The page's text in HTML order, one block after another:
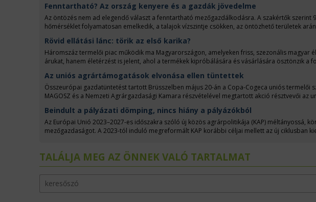
OTP Bank Agrárgazdasági Értékesítési Igazgatóságának vezetőjével, aki vázolta a hazai
során szó esett a vízgazdálkodásról, a talajművelés korszerűsítéséről, valamint azokról a
fenntarthatóbb működés felé vezető úton.
Fenntartható? Az ország kenyere és a gazdák jövedelme
Az öntözés nem ad elegendő választ a fenntartható mezőgazdálkodásra. A szakértők
hőmérséklet folyamatosan emelkedik, a talajok vízszintje csökken, az öntözhető területek
azt a drasztikus megoldást is választhatják, hogy a rendkívül száraz területeken fölhagynak a
hozniuk, hiszen az ország kenyerét ugyan megtermelik, de a saját jövedelmezőségük már
Rövid ellátási lánc: törik az első karika?
Háromszáz termelői piac működik ma Magyarországon, amelyeken friss, szezonális magyar
árukat, hanem életérzést is jelent, ahol a termékek kipróbálására és vásárlására ösztönzik a
Nemzeti Agrárgazdasági Kamara is rendszeres támogatója a remélhetően sikeres termelési
termelőket a pályázatokra és a jövedelmező értékesítésre.
Az uniós agrártámogatások elvonása ellen tüntettek
Összeurópai gazdatüntetést tartott Brüsszelben május 20-án a Copa-Cogeca uniós termelői
MAGOSZ és a Nemzeti Agrárgazdasági Kamara részvételével megtartott akció résztvevői az
Beindult a pályázati dömping, nincs hiány a pályázókból
Az Európai Unió 2023–2027-es időszakra szóló új közös agrárpolitikája (KAP) méltányossá,
mezőgazdaságot. A 2023-tól induló megreformált KAP korábbi céljai mellett az új ciklusban
Szabolccsal, az Agrárminisztérium Közös Agrárpolitika végrehajtásáért felelős helyettes
TALÁLJA MEG AZ ÖNNEK VALÓ TARTALMAT